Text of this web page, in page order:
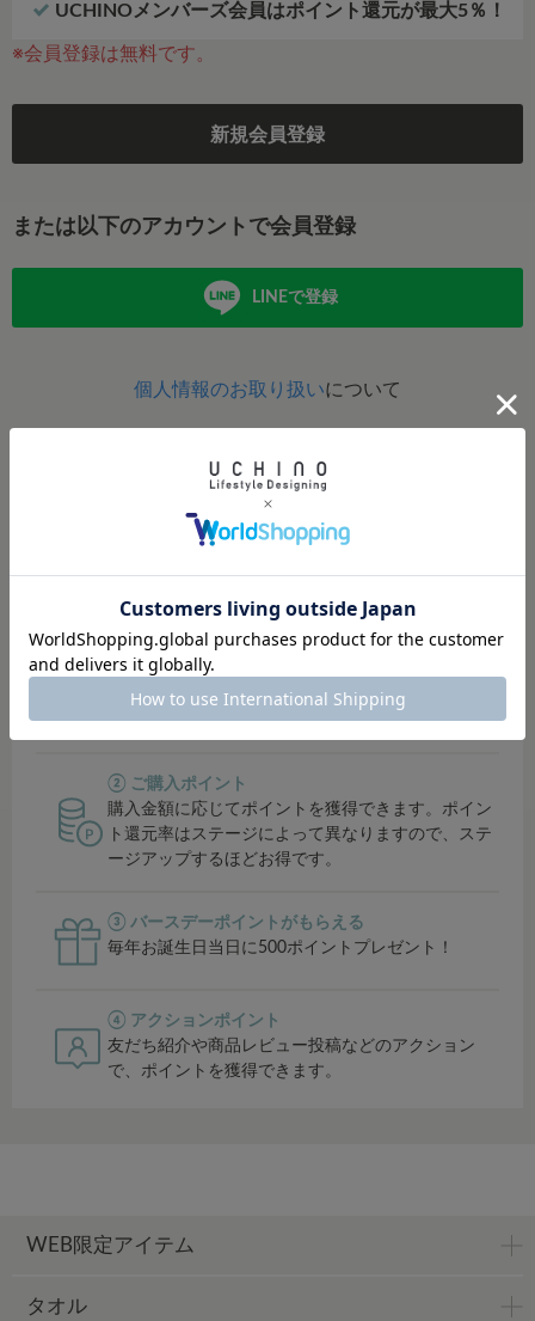
UCHINOメンバーズ会員はポイント還元が最大5％！
※会員登録は無料です。
新規会員登録
または以下のアカウントで会員登録
LINEで登録
個人情報のお取り扱いについて
定期的にポイントアップイベント開催！
イベント開催時は、ポイント還元率がUP！
貯まったポイントは、オンラインショップ・直営店では１
① シークレットセールにご招待
会員限定のシークレットセールでお得にお買い物で
きます。
② ご購入ポイント
購入金額に応じてポイントを獲得できます。ポイン
ト還元率はステージによって異なりますので、ステ
ージアップするほどお得です。
③ バースデーポイントがもらえる
毎年お誕生日当日に500ポイントプレゼント！
④ アクションポイント
友だち紹介や商品レビュー投稿などのアクション
で、ポイントを獲得できます。
WEB限定アイテム
タオル